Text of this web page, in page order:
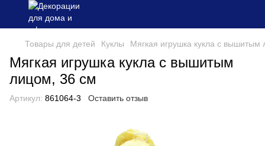
Товары для детей Куклы Мягкая игрушка кукла с
Мягкая игрушка кукла с вышитым
лицом, 36 см
Артикул: 861064-3 Оставить отзыв